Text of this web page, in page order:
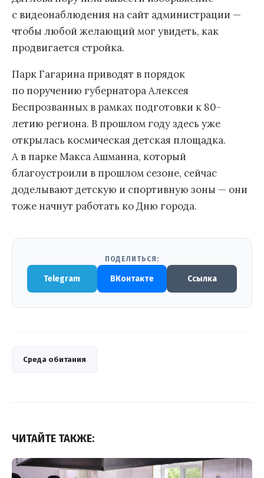
с видеонаблюдения на сайт администрации —
чтобы любой желающий мог увидеть, как
продвигается стройка.
Парк Гагарина приводят в порядок
по поручению губернатора Алексея
Беспрозванных в рамках подготовки к 80-
летию региона. В прошлом году здесь уже
открылась космическая детская площадка.
А в парке Макса Ашманна, который
благоустроили в прошлом сезоне, сейчас
доделывают детскую и спортивную зоны — они
тоже начнут работать ко Дню города.
ПОДЕЛИТЬСЯ:
Telegram ВКонтакте Ссылка
Среда обитания
ЧИТАЙТЕ ТАКЖЕ: